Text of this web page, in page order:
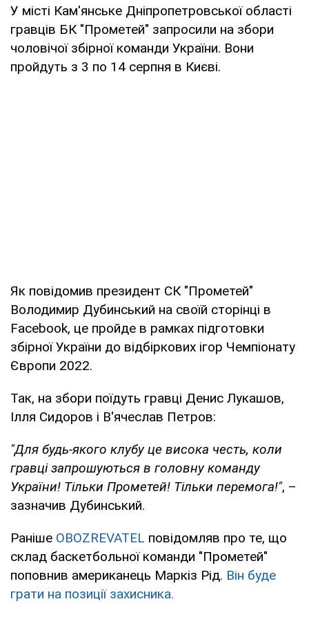
У місті Кам'янське Дніпропетровської області
гравців БК "Прометей" запросили на збори
чоловічої збірної команди України. Вони
пройдуть з 3 по 14 серпня в Києві.
Як повідомив президент СК "Прометей"
Володимир Дубинський на своїй сторінці в
Facebook, це пройде в рамках підготовки
збірної України до відбіркових ігор Чемпіонату
Європи 2022.
Так, на збори поїдуть гравці Денис Лукашов,
Ілля Сидоров і В'ячеслав Петров:
"Для будь-якого клубу це висока честь, коли
гравці запрошуються в головну команду
України! Тільки Прометей! Тільки перемога!", –
зазначив Дубинський.
Раніше OBOZREVATEL повідомляв про те, що
склад баскетбольної команди "Прометей"
поповнив американець Маркіз Рід. Він буде
грати на позиції захисника.